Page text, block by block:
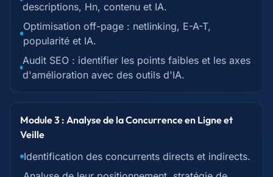
descriptions, Hn, contenu et IA.
Optimisation off-page : netlinking, E-A-T,
popularité et IA.
Audit SEO : identifier les points faibles et les axes
d'amélioration avec des outils d'IA.
Module 3 : Analyse de la Concurrence en Ligne et
Veille
Identification des concurrents directs et indirects.